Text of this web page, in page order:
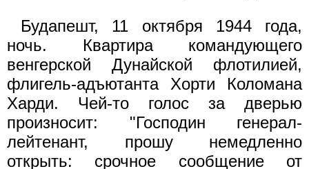
Будапешт, 11 октября 1944 года,
ночь. Квартира командующего
венгерской Дунайской флотилией,
флигель-адъютанта Хорти Коломана
Харди. Чей-то голос за дверью
произносит: "Господин генерал-
лейтенант, прошу немедленно
открыть: срочное сообщение от